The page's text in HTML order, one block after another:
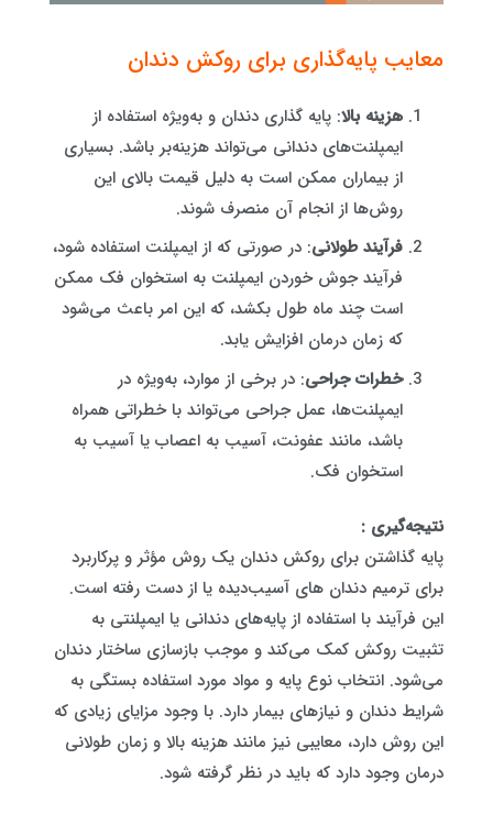
معایب پایه‌گذاری برای روکش دندان
هزینه بالا: پایه گذاری دندان و به‌ویژه استفاده از
ایمپلنت‌های دندانی می‌تواند هزینه‌بر باشد. بسیاری
از بیماران ممکن است به دلیل قیمت بالای این
روش‌ها از انجام آن منصرف شوند.
فرآیند طولانی: در صورتی که از ایمپلنت استفاده شود،
فرآیند جوش خوردن ایمپلنت به استخوان فک ممکن
است چند ماه طول بکشد، که این امر باعث می‌شود
که زمان درمان افزایش یابد.
خطرات جراحی: در برخی از موارد، به‌ویژه در
ایمپلنت‌ها، عمل جراحی می‌تواند با خطراتی همراه
باشد، مانند عفونت، آسیب به اعصاب یا آسیب به
استخوان فک.
نتیجه‌گیری :
پایه گذاشتن برای روکش دندان یک روش مؤثر و پرکاربرد
برای ترمیم دندان های آسیب‌دیده یا از دست رفته است.
این فرآیند با استفاده از پایه‌های دندانی یا ایمپلنتی به
تثبیت روکش کمک می‌کند و موجب بازسازی ساختار دندان
می‌شود. انتخاب نوع پایه و مواد مورد استفاده بستگی به
شرایط دندان و نیازهای بیمار دارد. با وجود مزایای زیادی که
این روش دارد، معایبی نیز مانند هزینه بالا و زمان طولانی
درمان وجود دارد که باید در نظر گرفته شود.